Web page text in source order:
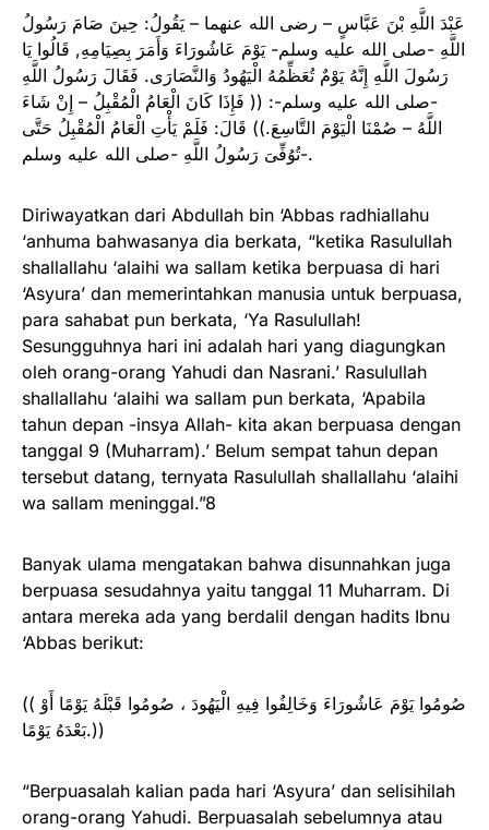
عَبْدَ اللَّهِ بْنَ عَبَّاسٍ – رضى الله عنهما – يَقُولُ: حِينَ صَامَ رَسُولُ
اللَّهِ -صلى الله عليه وسلم- يَوْمَ عَاشُورَاءَ وَأَمَرَ بِصِيَامِهِ, قَالُوا يَا
رَسُولَ اللَّهِ إِنَّهُ يَوْمٌ تُعَظِّمُهُ الْيَهُودُ وَالنَّصَارَى. فَقَالَ رَسُولُ اللَّهِ
-صلى الله عليه وسلم-: (( فَإِذَا كَانَ الْعَامُ الْمُقْبِلُ – إِنْ شَاءَ
اللَّهُ – صُمْنَا الْيَوْمَ التَّاسِعَ.)) قَالَ: فَلَمْ يَأْتِ الْعَامُ الْمُقْبِلُ حَتَّى
تُوُفِّىَ رَسُولُ اللَّهِ -صلى الله عليه وسلم-.
Diriwayatkan dari Abdullah bin ‘Abbas radhiallahu
‘anhuma bahwasanya dia berkata, “ketika Rasulullah
shallallahu ‘alaihi wa sallam ketika berpuasa di hari
‘Asyura’ dan memerintahkan manusia untuk berpuasa,
para sahabat pun berkata, ‘Ya Rasulullah!
Sesungguhnya hari ini adalah hari yang diagungkan
oleh orang-orang Yahudi dan Nasrani.’ Rasulullah
shallallahu ‘alaihi wa sallam pun berkata, ‘Apabila
tahun depan -insya Allah- kita akan berpuasa dengan
tanggal 9 (Muharram).’ Belum sempat tahun depan
tersebut datang, ternyata Rasulullah shallallahu ‘alaihi
wa sallam meninggal.”8
Banyak ulama mengatakan bahwa disunnahkan juga
berpuasa sesudahnya yaitu tanggal 11 Muharram. Di
antara mereka ada yang berdalil dengan hadits Ibnu
‘Abbas berikut:
(( صُومُوا يَوْمَ عَاشُورَاءَ وَخَالِفُوا فِيهِ الْيَهُودَ ، صُومُوا قَبْلَهُ يَوْمًا أَوْ
بَعْدَهُ يَوْمًا.))
“Berpuasalah kalian pada hari ‘Asyura’ dan selisihilah
orang-orang Yahudi. Berpuasalah sebelumnya atau